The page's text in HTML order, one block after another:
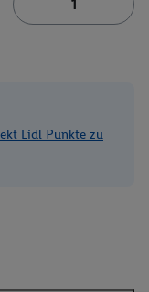
Lidl Punkte zu